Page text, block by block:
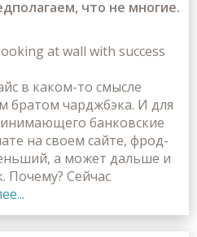
что не многие.
в каком-то смысле
братом чарджбэка. И для
банковские
на своем сайте, фрод-
а может дальше и
Почему? Сейчас